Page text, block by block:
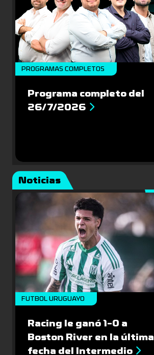
PROGRAMAS COMPLETOS
Programa completo del
26/7/2026
Noticias
FUTBOL URUGUAYO
Racing le ganó 1-0 a
Boston River en la última
fecha del Intermedio